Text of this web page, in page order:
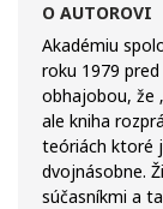
O AUTOROVI
Akadémiu
roku 1979
obhajobou, že
ale kniha
teóriách ktoré
dvojnásobne.
súčasníkmi a